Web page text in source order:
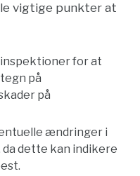
vigtige punkter at
for at
på
på
ændringer i
dette kan indikere